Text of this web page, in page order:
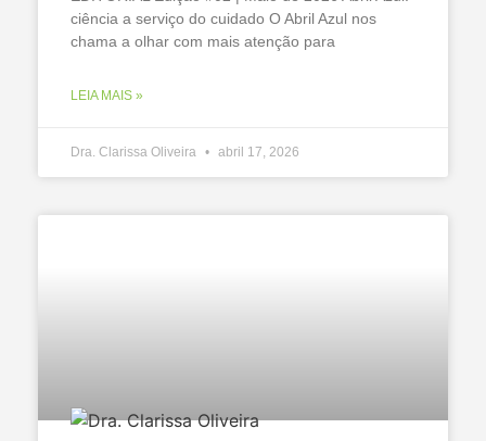
ciência a serviço do cuidado O Abril Azul nos
chama a olhar com mais atenção para
LEIA MAIS »
Dra. Clarissa Oliveira abril 17, 2026